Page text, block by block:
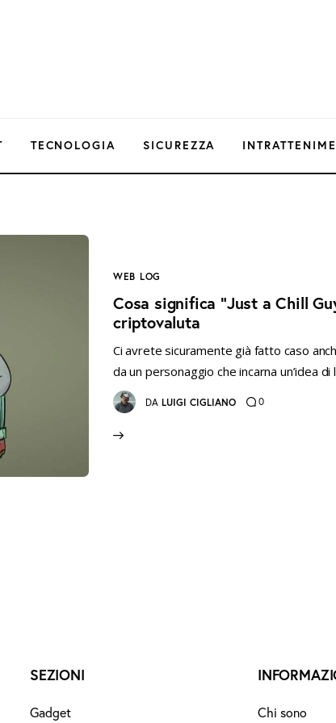
TECNOLOGIA SICUREZZA
WEB LOG
Cosa significa “Just a Chill
criptovaluta
Ci avrete sicuramente già fatto caso
da un personaggio che incarna un’idea
DA LUIGI CIGLIANO 0
SEZIONI
Gadget Chi sono